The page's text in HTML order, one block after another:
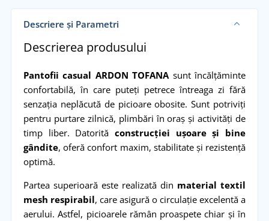
Descriere și Parametri
Descrierea produsului
Pantofii casual ARDON TOFANA sunt încălțăminte
confortabilă, în care puteți petrece întreaga zi fără
senzația neplăcută de picioare obosite. Sunt potriviți
pentru purtare zilnică, plimbări în oraș și activități de
timp liber. Datorită construcției ușoare și bine
gândite, oferă confort maxim, stabilitate și rezistență
optimă.
Partea superioară este realizată din material textil
mesh respirabil, care asigură o circulație excelentă a
aerului. Astfel, picioarele rămân proaspete chiar și în